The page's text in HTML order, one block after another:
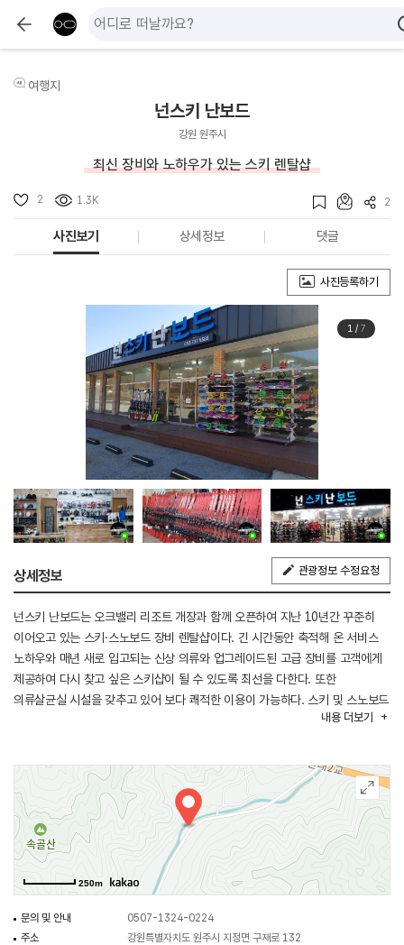
여행지
넌스키 난보드
강원 원주시
최신 장비와 노하우가 있는 스키 렌탈샵
2 1.3K 2
사진보기 상세정보 댓글
사진등록하기
1/ 7
상세정보 관광정보 수정요청
넌스키 난보드는 오크밸리 리조트 개장과 함께 오픈하여 지난 10년간 꾸준히
이어오고 있는 스키·스노보드 장비 렌탈샵이다. 긴 시간동안 축적해 온 서비스
노하우와 매년 새로 입고되는 신상 의류와 업그레이드된 고급 장비를 고객에게
제공하여 다시 찾고 싶은 스키샵이 될 수 있도록 최선을 다한다. 또한
의류살균실 시설을 갖추고 있어 보다 쾌적한 이용이 가능하다. 스키 및 스노보드
내용 더보기
250m
문의 및 안내
0507-1324-0224
주소
강원특별자치도 원주시 지정면 구재로 132